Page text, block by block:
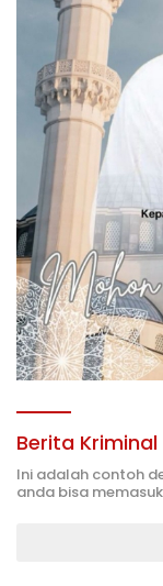
Berita Kriminal
Ini adalah contoh
anda bisa